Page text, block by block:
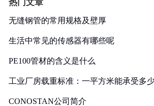
热门文章
无缝钢管的常用规格及壁厚
生活中常见的传感器有哪些呢
PE100管材的含义是什么
工业厂房载重标准：一平方米能承受多
CONOSTAN公司简介